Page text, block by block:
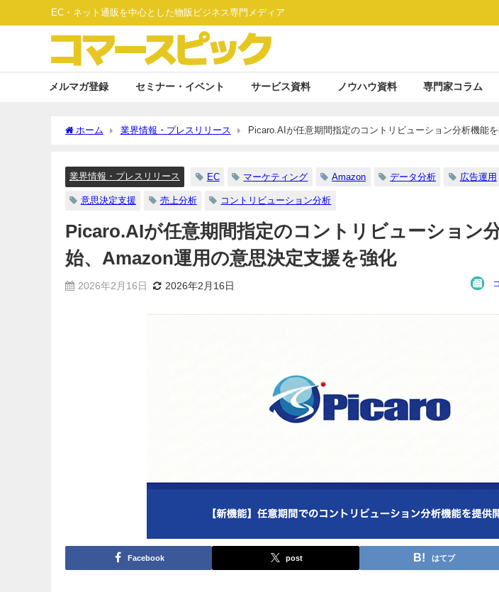
EC・ネット通販を中心とした物販ビジネス専門メディア
メルマガ登録 セミナー・イベント サービス資料 ノウハウ資料 専門家コラム
ホーム 業界情報・プレスリリース
Picaro.AIが任意期間指定のコントリビューション分析機能
業界情報・プレスリリース EC マーケティング Amazon データ分析 広告運用
意思決定支援 売上分析 コントリビューション分析
Picaro.AIが任意期間指定のコントリビューション
始、Amazon運用の意思決定支援を強化
2026年2月16日 2026年2月16日
Facebook post はてブ